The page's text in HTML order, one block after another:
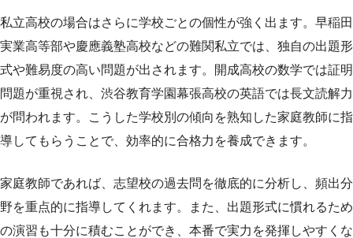
私立高校の場合はさらに学校ごとの個性が強く出ます。早稲田
実業高等部や慶應義塾高校などの難関私立では、独自の出題形
式や難易度の高い問題が出されます。開成高校の数学では証明
問題が重視され、渋谷教育学園幕張高校の英語では長文読解力
が問われます。こうした学校別の傾向を熟知した家庭教師に指
導してもらうことで、効率的に合格力を養成できます。
家庭教師であれば、志望校の過去問を徹底的に分析し、頻出分
野を重点的に指導してくれます。また、出題形式に慣れるため
の演習も十分に積むことができ、本番で実力を発揮しやすくな